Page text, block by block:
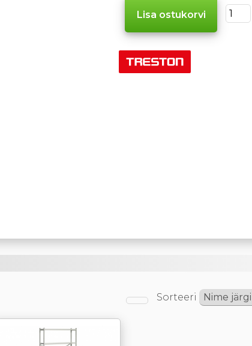
Sorteeri